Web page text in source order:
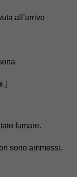
all’arrivo
fumare.
sono ammessi.